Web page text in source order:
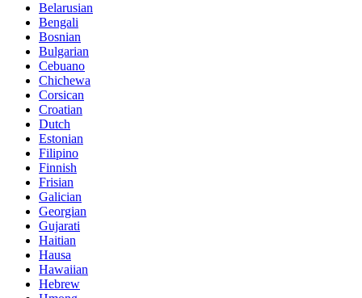
Belarusian
Bengali
Bosnian
Bulgarian
Cebuano
Chichewa
Corsican
Croatian
Dutch
Estonian
Filipino
Finnish
Frisian
Galician
Georgian
Gujarati
Haitian
Hausa
Hawaiian
Hebrew